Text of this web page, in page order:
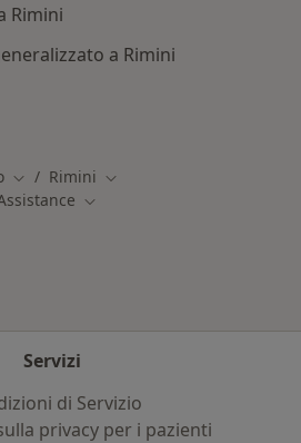
Rimini
a Rimini
Cambia città
Rimini Cambia città
Cambia città
Servizi
di Servizio
privacy per i pazienti